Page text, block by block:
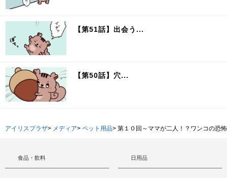
【第51話】出会う...
【第50話】穴...
アイリスプラザ> メディア> ペット用品> 第１０回～ママが二人！？ワンコの恐
食品・飲料 日用品